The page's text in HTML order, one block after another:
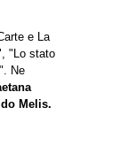
e La
"Lo stato
Ne
Melis.